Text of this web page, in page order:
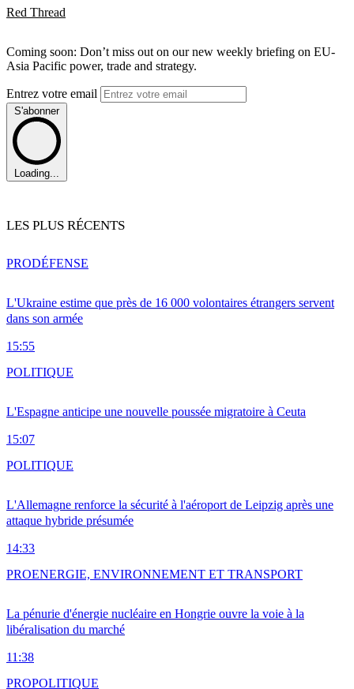
Red Thread
Coming soon: Don’t miss out on our new weekly briefing on EU-
Asia Pacific power, trade and strategy.
Entrez votre email
S'abonner
Loading...
LES PLUS RÉCENTS
L'Ukraine estime que près de 16 000 volontaires étrangers servent
dans son armée
15:55
PRODÉFENSE
L'Espagne anticipe une nouvelle poussée migratoire à Ceuta
15:07
POLITIQUE
L'Allemagne renforce la sécurité à l'aéroport de Leipzig après une
attaque hybride présumée
14:33
POLITIQUE
La pénurie d'énergie nucléaire en Hongrie ouvre la voie à la
libéralisation du marché
11:38
PROENERGIE, ENVIRONNEMENT ET TRANSPORT
PROPOLITIQUE